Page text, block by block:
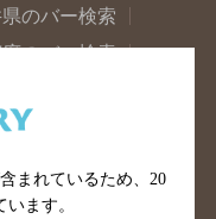
のバー検索
のバー検索
県のバー検索
のバー検索
まれているため、 20
ます。